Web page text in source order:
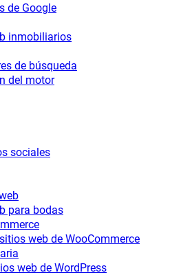
de Google
inmobiliarios
de búsqueda
del motor
sociales
para bodas
web de WooCommerce
web de WordPress